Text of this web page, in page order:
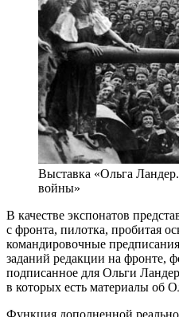
Выставка «Ольга
войны»
В качестве экспонатов
с фронта, пилотка, пробитая
командировочные
заданий редакции на фронте,
подписанное для Ольги
в которых есть материалы об
Функция дополненной